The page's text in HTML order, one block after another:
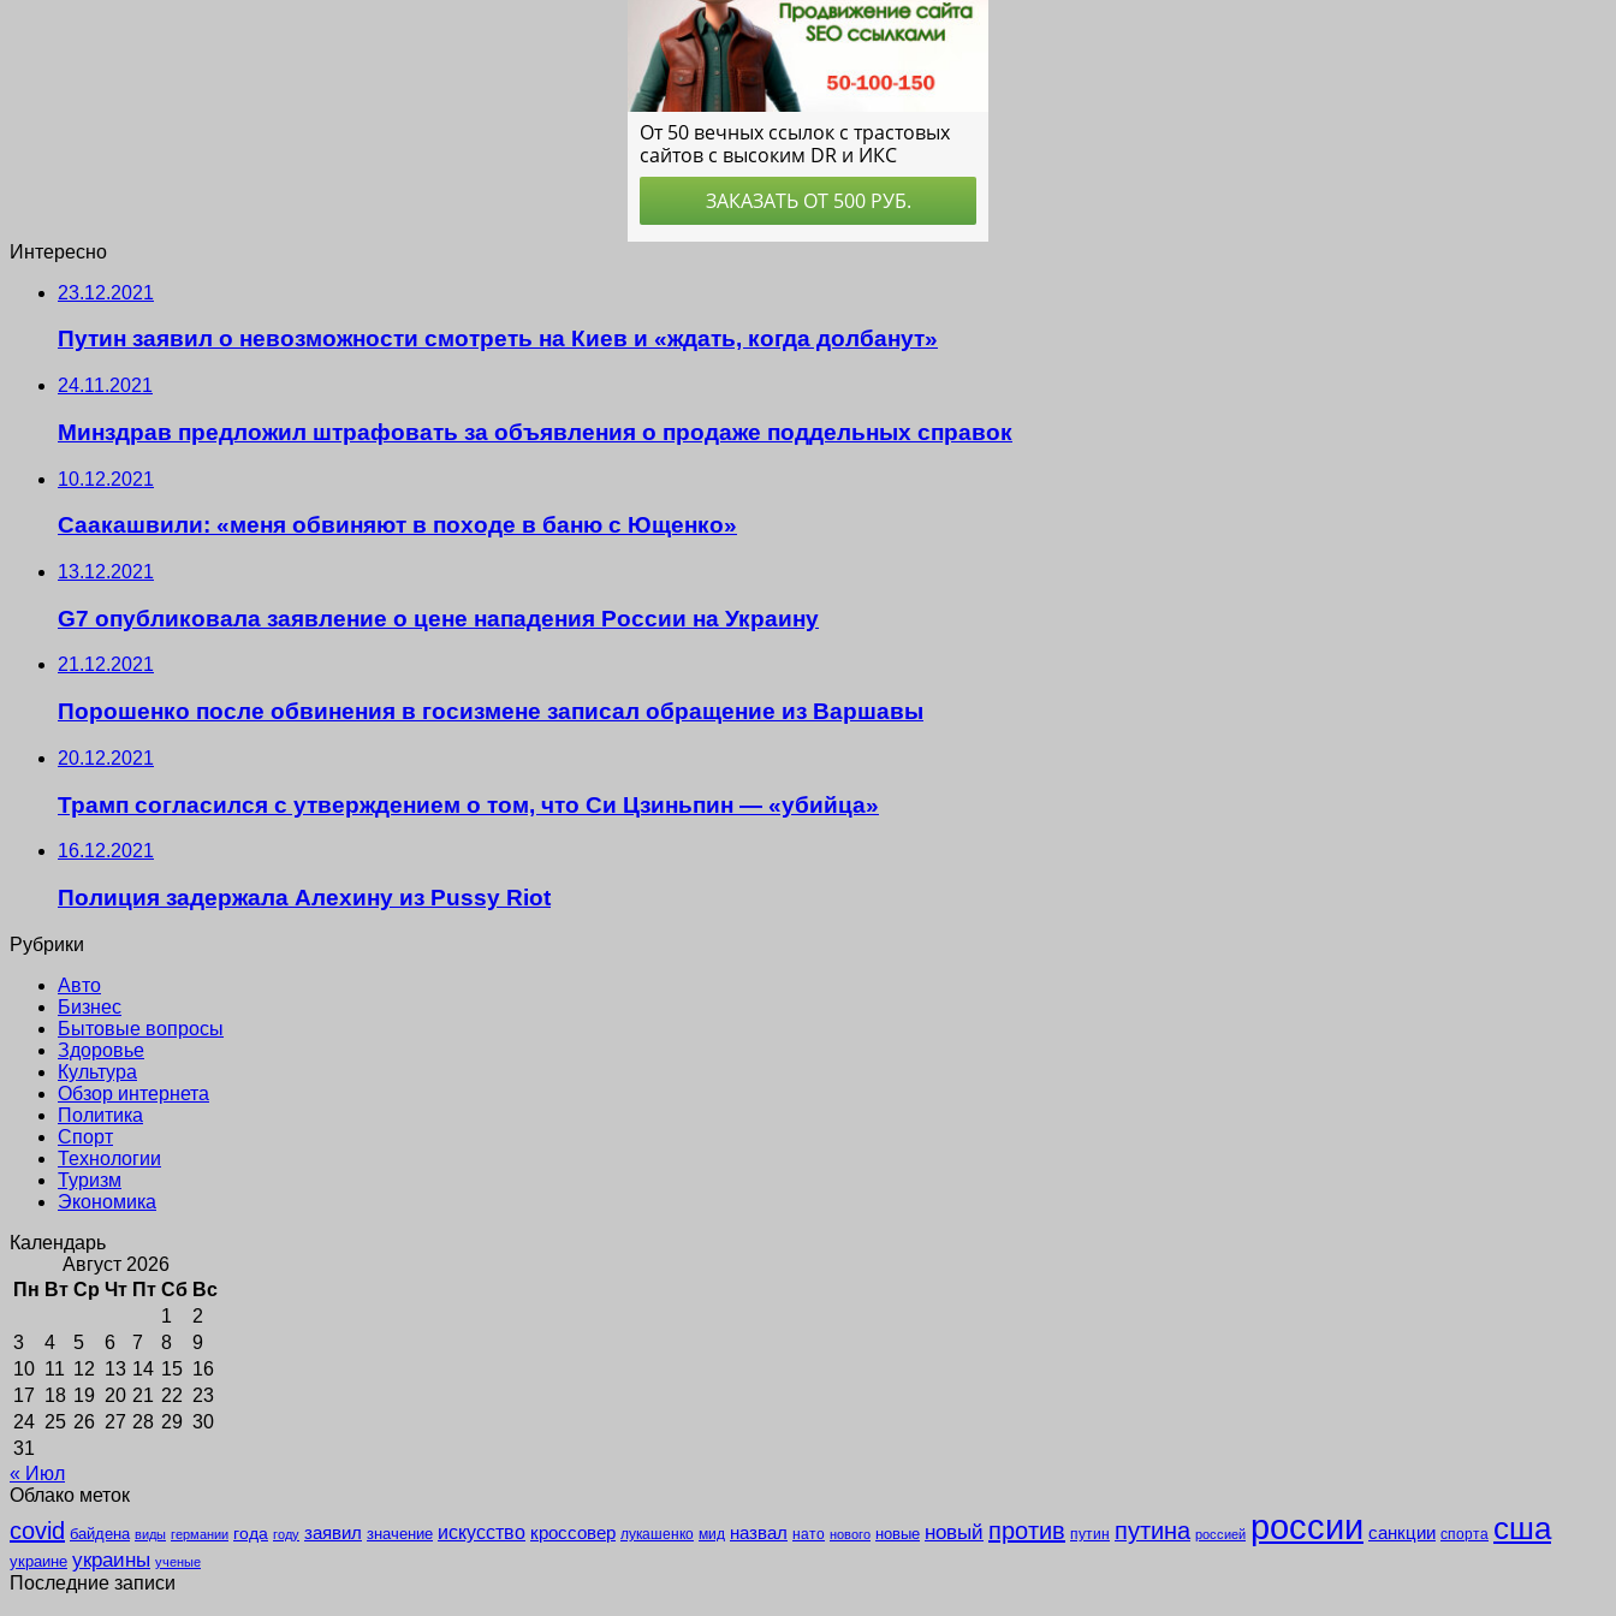
Интересно
23.12.2021
Путин заявил о невозможности смотреть на Киев и «ждать, когда долбанут»
24.11.2021
Минздрав предложил штрафовать за объявления о продаже поддельных справок
10.12.2021
Саакашвили: «меня обвиняют в походе в баню с Ющенко»
13.12.2021
G7 опубликовала заявление о цене нападения России на Украину
21.12.2021
Порошенко после обвинения в госизмене записал обращение из Варшавы
20.12.2021
Трамп согласился с утверждением о том, что Си Цзиньпин — «убийца»
16.12.2021
Полиция задержала Алехину из Pussy Riot
Рубрики
Авто
Бизнес
Бытовые вопросы
Здоровье
Культура
Обзор интернета
Политика
Спорт
Технологии
Туризм
Экономика
Календарь
Август 2026
Пн Вт Ср Чт Пт Сб Вс
1
2
3
4 5 6 7 8
9
10 11 12 13 14 15 16
17 18 19 20 21 22 23
24 25 26 27 28 29 30
31
« Июл
Облако меток
covid байдена виды германии года году заявил значение искусство кроссовер лукашенко мид назвал нато нового новые новый против путин путина россией россии санкции спорта сша
украине украины ученые
Последние записи